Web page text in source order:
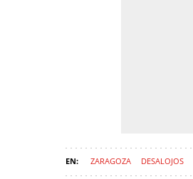
ZARAGOZA DESALOJOS